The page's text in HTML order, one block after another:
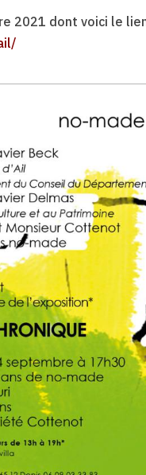
2021 dont voici le